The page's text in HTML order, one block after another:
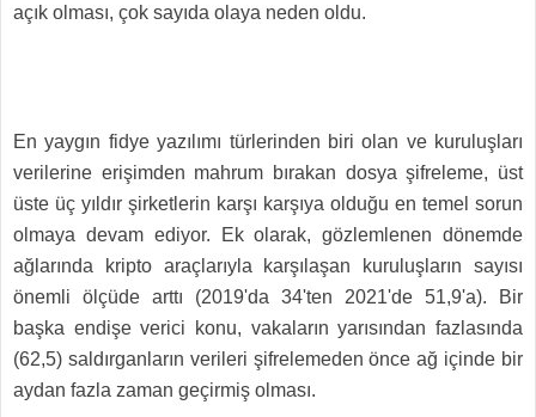
açık olması, çok sayıda olaya neden oldu.
En yaygın fidye yazılımı türlerinden biri olan ve kuruluşları
verilerine erişimden mahrum bırakan dosya şifreleme, üst
üste üç yıldır şirketlerin karşı karşıya olduğu en temel sorun
olmaya devam ediyor. Ek olarak, gözlemlenen dönemde
ağlarında kripto araçlarıyla karşılaşan kuruluşların sayısı
önemli ölçüde arttı (2019'da 34'ten 2021'de 51,9'a). Bir
başka endişe verici konu, vakaların yarısından fazlasında
(62,5) saldırganların verileri şifrelemeden önce ağ içinde bir
aydan fazla zaman geçirmiş olması.